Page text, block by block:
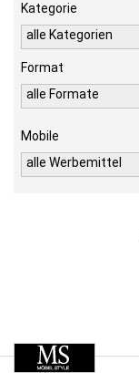
Kategorie
alle Kategorien
Format
alle Formate
Mobile
alle Werbemittel